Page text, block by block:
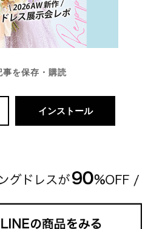
事を保存・購読
インストール